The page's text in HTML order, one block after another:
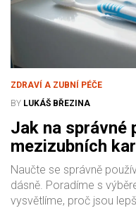
ZDRAVÍ A ZUBNÍ PÉČE
BY LUKÁŠ BŘEZINA
Jak na správné
mezizubních
průvodce
Naučte se správně
dásně. Poradíme s
vysvětlíme, proč jsou